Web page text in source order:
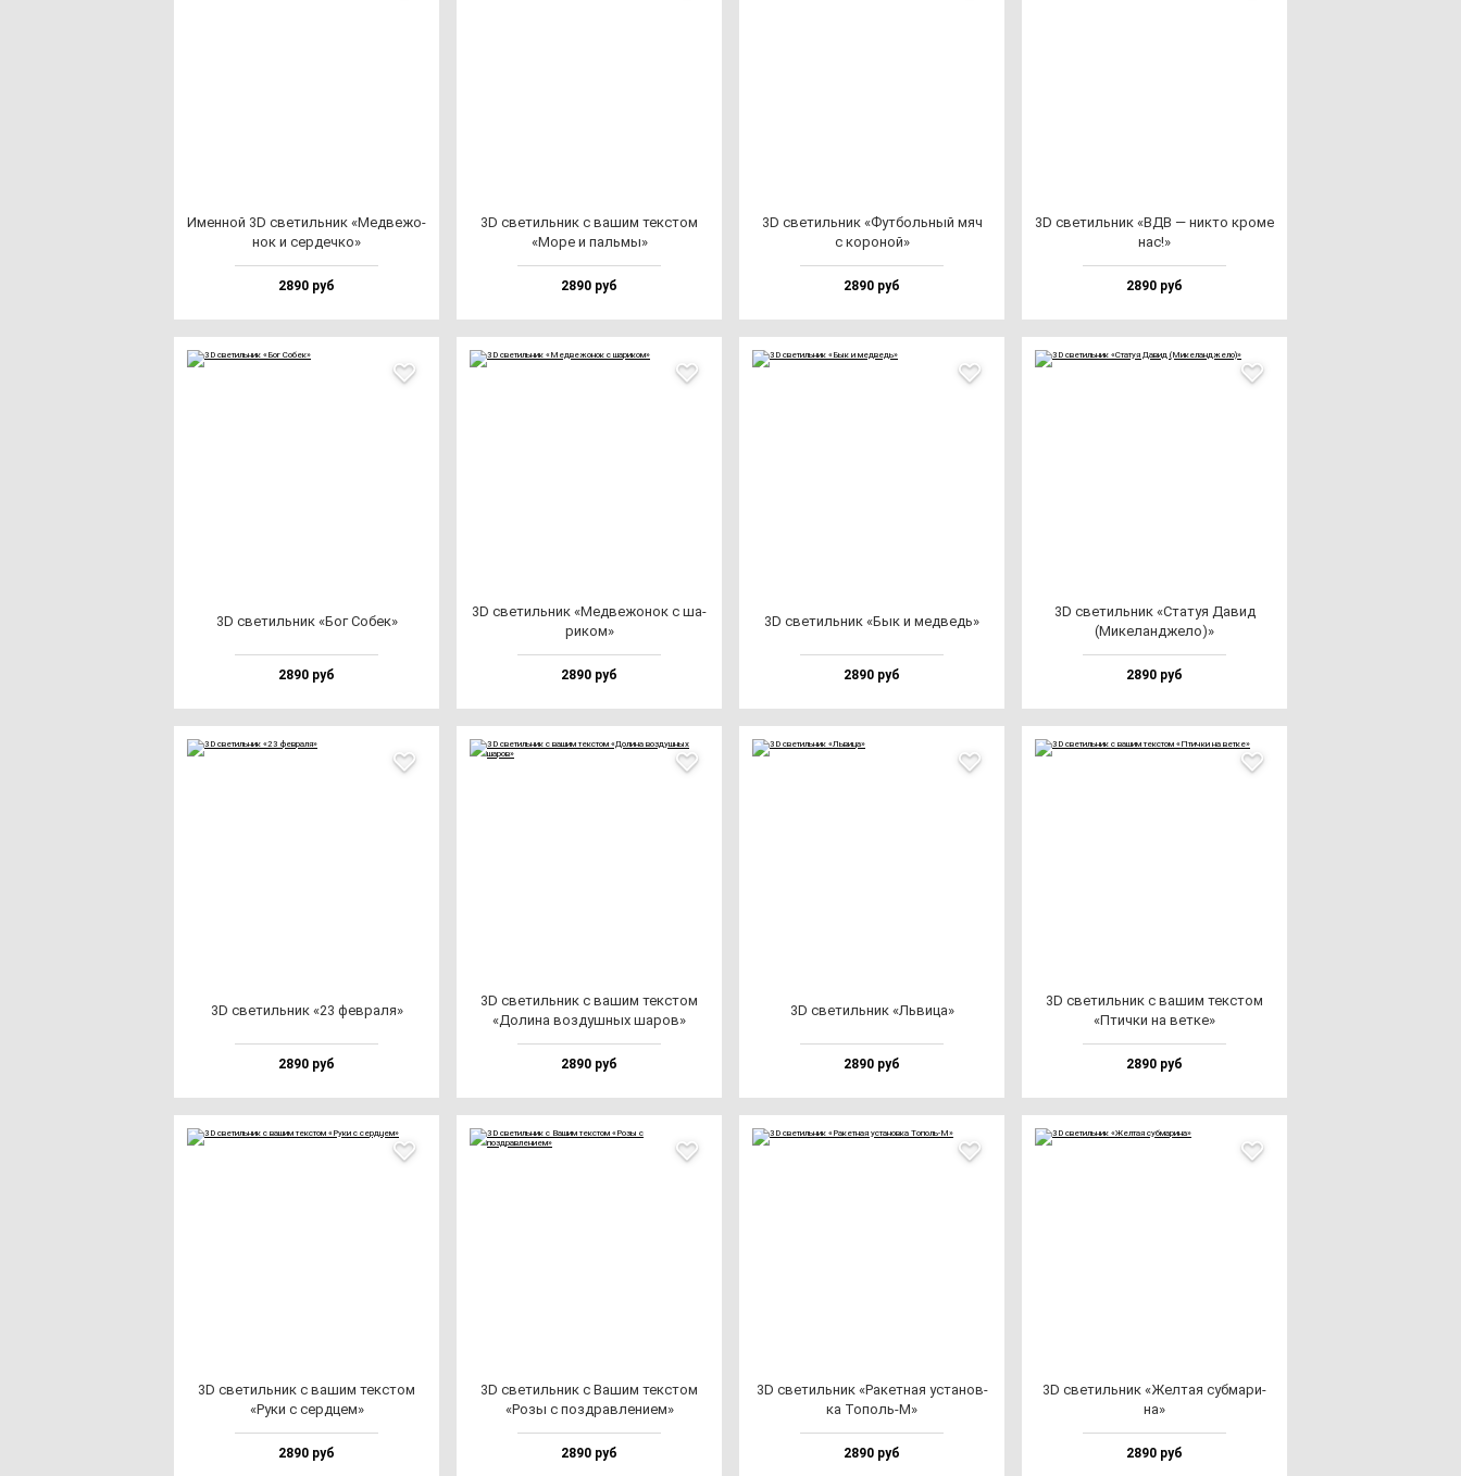
Имен­ной 3D све­тиль­ник «Мед­ве­жо­
нок и сер­деч­ко»
2890 руб
3D све­тиль­ник с ва­шим тек­стом
«Море и паль­мы»
2890 руб
3D све­тиль­ник «Фут­боль­ный мяч
с ко­ро­ной»
2890 руб
3D све­тиль­ник «ВДВ — ник­то кро­ме
нас!»
2890 руб
3D све­тиль­ник «Бог Собек»
2890 руб
3D све­тиль­ник «Мед­ве­жо­нок с ша­
ри­ком»
2890 руб
3D све­тиль­ник «Бык и мед­ведь»
2890 руб
3D све­тиль­ник «Ста­туя Давид
(Мике­лан­дже­ло)»
2890 руб
3D све­тиль­ник «23 фев­ра­ля»
2890 руб
3D све­тиль­ник с ва­шим тек­стом
«Доли­на воз­душ­ных ша­ров»
2890 руб
3D све­тиль­ник «Ль­ви­ца»
2890 руб
3D све­тиль­ник с ва­шим тек­стом
«Птич­ки на вет­ке»
2890 руб
3D све­тиль­ник с ва­шим тек­стом
«Руки с сер­дцем»
2890 руб
3D све­тиль­ник с Вашим тек­стом
«Розы с поз­драв­ле­ни­ем»
2890 руб
3D све­тиль­ник «Ракет­ная ус­та­нов­
ка Тополь-М»
2890 руб
3D све­тиль­ник «Жел­тая суб­ма­ри­
на»
2890 руб